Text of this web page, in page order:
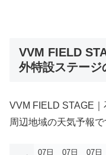
VVM FIELD
外特設ステージ
VVM FIELD STAGE
周辺地域の天気予報で
07日 07日 07日